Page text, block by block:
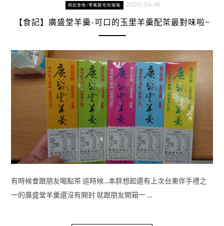
網拍食物/零嘴類吃吃喝喝 2020-04-18
【食記】廣盛堂羊羹-可口的玉里羊羹配茶最對味啦~
有時候會跟朋友喝點茶 這時候…本胖想起還有上次台東伴手禮之
一的廣盛堂羊羹還沒有開封 就跟朋友開箱一 …